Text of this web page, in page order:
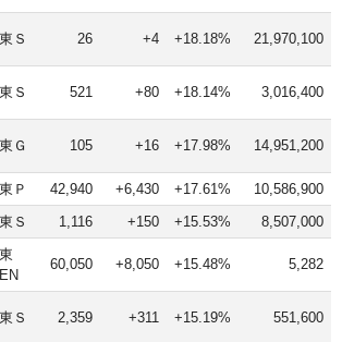
東Ｓ 26 +4 +18.18% 21,970,100
東Ｓ 521 +80 +18.14% 3,016,400
東Ｇ 105 +16 +17.98% 14,951,200
東Ｐ 42,940 +6,430 +17.61%
10,586,900
東Ｓ 1,116 +150 +15.53% 8,507,000
東
EN
60,050 +8,050 +15.48% 5,282
東Ｓ 2,359 +311 +15.19% 551,600